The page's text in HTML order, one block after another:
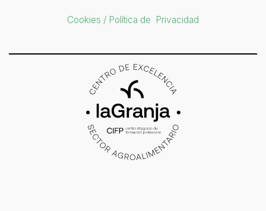
Cookies / Política de Privacidad